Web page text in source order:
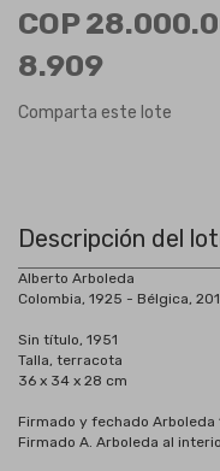
COP
8.909
Comparta este lote
Descripción del
Alberto Arboleda
Colombia, 1925 - Bélgica,
Sin título, 1951
Talla, terracota
36 x 34 x 28 cm
Firmado y fechado Arboleda
Firmado A. Arboleda al